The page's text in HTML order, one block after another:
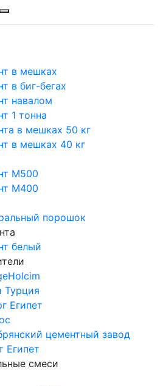
в мешках
в биг-бегах
навалом
1 тонна
в мешках 50 кг
в мешках 40 кг
М500
М400
порошок
белый
Турция
Египет
цементный завод
Египет
смеси